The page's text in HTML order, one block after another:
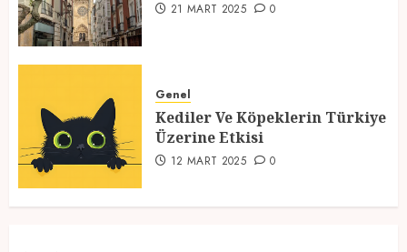
21 MART 2025 0
Genel
Kediler Ve Köpeklerin Türkiye
Üzerine Etkisi
12 MART 2025 0